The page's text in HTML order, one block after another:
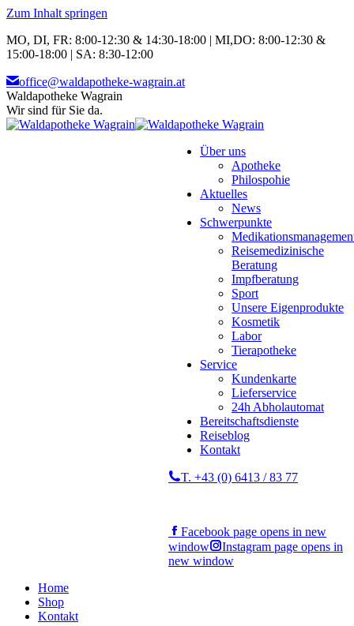
Zum Inhalt springen
MO, DI, FR: 8:00-12:30 & 14:30-18:00 | MI,DO: 8:00-12:30 &
15:00-18:00 | SA: 8:30-12:00
office@waldapotheke-wagrain.at
Waldapotheke Wagrain
Wir sind für Sie da.
Über uns
Apotheke
Philospohie
Aktuelles
News
Schwerpunkte
Reisemedizinische
Beratung
Impfberatung
Sport
Unsere Eigenprodukte
Kosmetik
Labor
Tierapotheke
Service
Kundenkarte
Lieferservice
24h Abholautomat
Bereitschaftsdienste
Reiseblog
Kontakt
T. +43 (0) 6413 / 83 77
Facebook page opens in new
window
Instagram page opens in
new window
Home
Shop
Kontakt